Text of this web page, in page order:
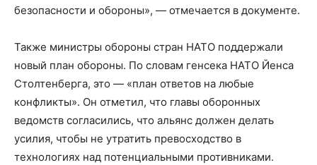
безопасности и обороны», — отмечается в документе.
Также министры обороны стран НАТО поддержали
новый план обороны. По словам генсека НАТО Йенса
Столтенберга, это — «план ответов на любые
конфликты». Он отметил, что главы оборонных
ведомств согласились, что альянс должен делать
усилия, чтобы не утратить превосходство в
технологиях над потенциальными противниками.